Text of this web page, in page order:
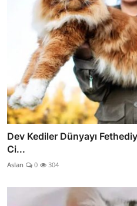
Dev Kediler Dünyayı
Ci...
Aslan 0 304